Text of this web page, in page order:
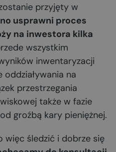
przyjęty w
usprawni proces
na inwestora kilka
wszystkim
inwentaryzacji
na
przestrzegania
także w fazie
groźbą kary pieniężnej.
więc śledzić i dobrze się